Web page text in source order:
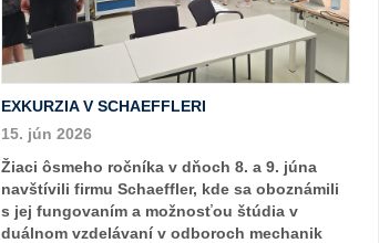
EXKURZIA V SCHAEFFLERI
15. jún 2026
Žiaci ôsmeho ročníka v dňoch 8. a 9. júna
navštívili firmu Schaeffler, kde sa oboznámili
s jej fungovaním a možnosťou štúdia v
duálnom vzdelávaní v odboroch mechanik